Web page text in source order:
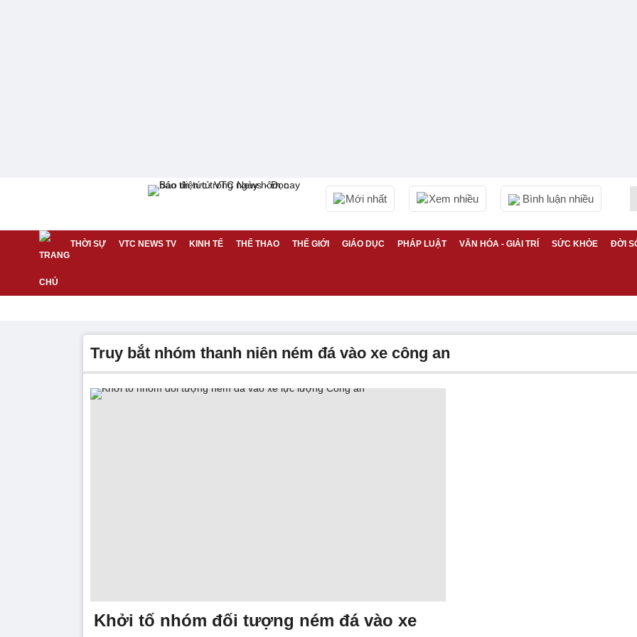
Mới nhất Xem nhiều Bình luận nhiều
THỜI SỰ VTC NEWS TV KINH TẾ THỂ THAO THẾ GIỚI GIÁO DỤC PHÁP LUẬT VĂN HÓA - GIẢI TRÍ SỨC KHỎE ĐỜI
truy bắt nhóm thanh niên ném đá vào xe công an
Khởi tố nhóm đối tượng ném đá vào xe